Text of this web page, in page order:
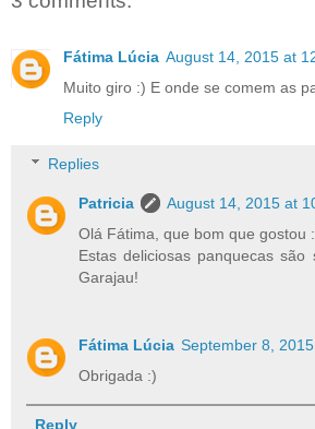
Fátima Lúcia August 14, 2015 at
Muito giro :) E onde se comem as
Reply
Replies
Patricia
August 14, 2015 at
Olá Fátima, que bom que gostou
Estas deliciosas panquecas
Garajau!
Fátima Lúcia September 8,
Obrigada :)
Reply